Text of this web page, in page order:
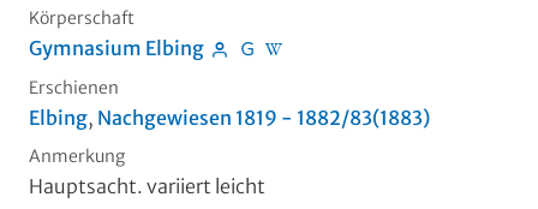
Körperschaft
Gymnasium Elbing
Erschienen
Elbing, Nachgewiesen 1819 - 1882/83(1883)
Anmerkung
Hauptsacht. variiert leicht